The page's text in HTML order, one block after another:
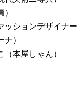
ションデザイナー
）
本屋しゃん）